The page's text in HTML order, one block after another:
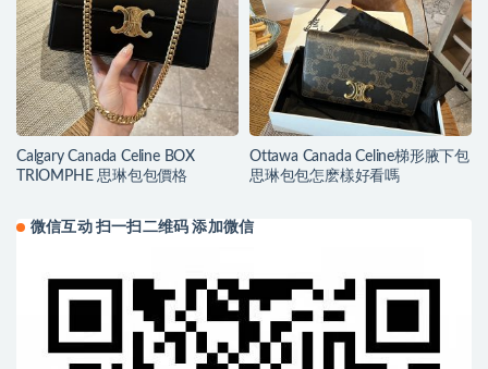
Calgary Canada Celine BOX
TRIOMPHE 思琳包包價格
Ottawa Canada Celine梯形腋下包
思琳包包怎麽樣好看嗎
微信互动 扫一扫二维码 添加微信